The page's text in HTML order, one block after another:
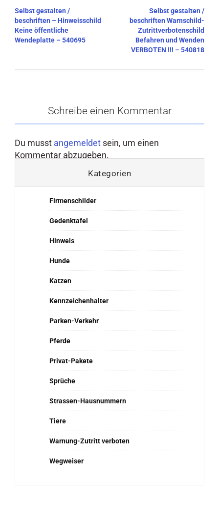
Beitragsnavigation
Selbst gestalten /
beschriften – Hinweisschild
Keine öffentliche
Wendeplatte – 540695
Selbst gestalten /
beschriften Warnschild-
Zutrittverbotenschild
Befahren und Wenden
VERBOTEN !!! – 540818
Schreibe einen Kommentar
Du musst angemeldet sein, um einen
Kommentar abzugeben.
Kategorien
Firmenschilder
Gedenktafel
Hinweis
Hunde
Katzen
Kennzeichenhalter
Parken-Verkehr
Pferde
Privat-Pakete
Sprüche
Strassen-Hausnummern
Tiere
Warnung-Zutritt verboten
Wegweiser